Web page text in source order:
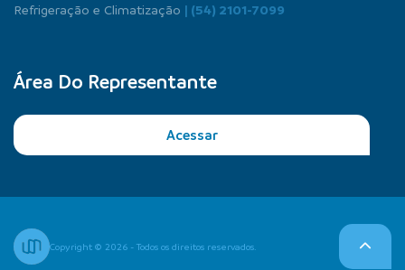
Refrigeração e Climatização | (54) 2101-7099
Área Do Representante
Acessar
Copyright © 2026 - Todos os direitos reservados.